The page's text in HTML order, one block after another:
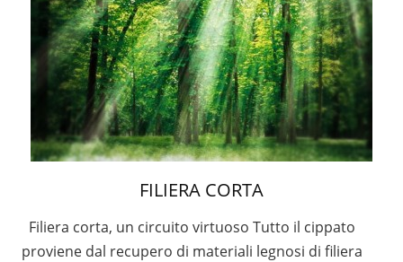
FILIERA CORTA
Filiera corta, un circuito virtuoso Tutto il cippato
proviene dal recupero di materiali legnosi di filiera